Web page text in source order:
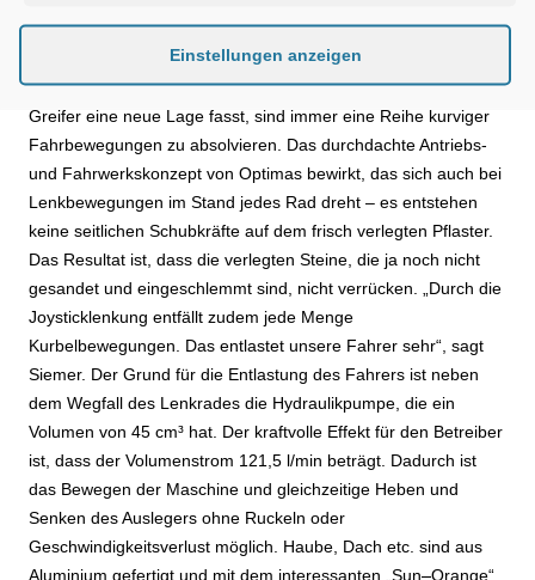
Die H99 arbeitet nicht nur schnell. Das neu gelegte Pflaster
wird bei den Überfahrten auch nicht verschoben. Wenn die
Maschine zu der Palette mit Steinen saust und der Multi-sechs-
Greifer eine neue Lage fasst, sind immer eine Reihe kurviger
Fahrbewegungen zu absolvieren. Das durchdachte Antriebs-
und Fahrwerkskonzept von Optimas bewirkt, das sich auch bei
Lenkbewegungen im Stand jedes Rad dreht – es entstehen
keine seitlichen Schubkräfte auf dem frisch verlegten Pflaster.
Das Resultat ist, dass die verlegten Steine, die ja noch nicht
gesandet und eingeschlemmt sind, nicht verrücken. „Durch die
Joysticklenkung entfällt zudem jede Menge
Kurbelbewegungen. Das entlastet unsere Fahrer sehr“, sagt
Siemer. Der Grund für die Entlastung des Fahrers ist neben
dem Wegfall des Lenkrades die Hydraulikpumpe, die ein
Volumen von 45 cm³ hat. Der kraftvolle Effekt für den Betreiber
ist, dass der Volumenstrom 121,5 l/min beträgt. Dadurch ist
das Bewegen der Maschine und gleichzeitige Heben und
Senken des Auslegers ohne Ruckeln oder
Geschwindigkeitsverlust möglich. Haube, Dach etc. sind aus
Aluminium gefertigt und mit dem interessanten „Sun–Orange“
Einstellungen anzeigen